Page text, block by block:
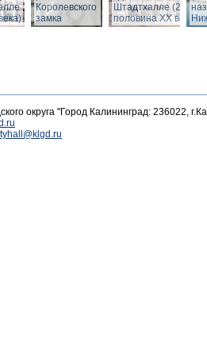
Королевского
замка
Штадтхалле (2-я
половина ХХ века)
округа "Город Калининград: 236022,